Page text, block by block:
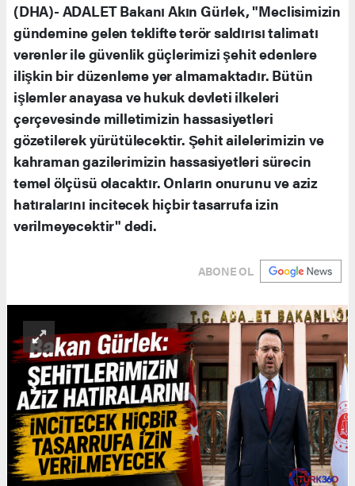
(DHA)- ADALET Bakanı Akın Gürlek, "Meclisimizin
gündemine gelen teklifte terör saldırısı talimatı
verenler ile güvenlik güçlerimizi şehit edenlere
ilişkin bir düzenleme yer almamaktadır. Bütün
işlemler anayasa ve hukuk devleti ilkeleri
çerçevesinde milletimizin hassasiyetleri
gözetilerek yürütülecektir. Şehit ailelerimizin ve
kahraman gazilerimizin hassasiyetleri sürecin
temel ölçüsü olacaktır. Onların onurunu ve aziz
hatıralarını incitecek hiçbir tasarrufa izin
verilmeyecektir" dedi.
ABONE OL